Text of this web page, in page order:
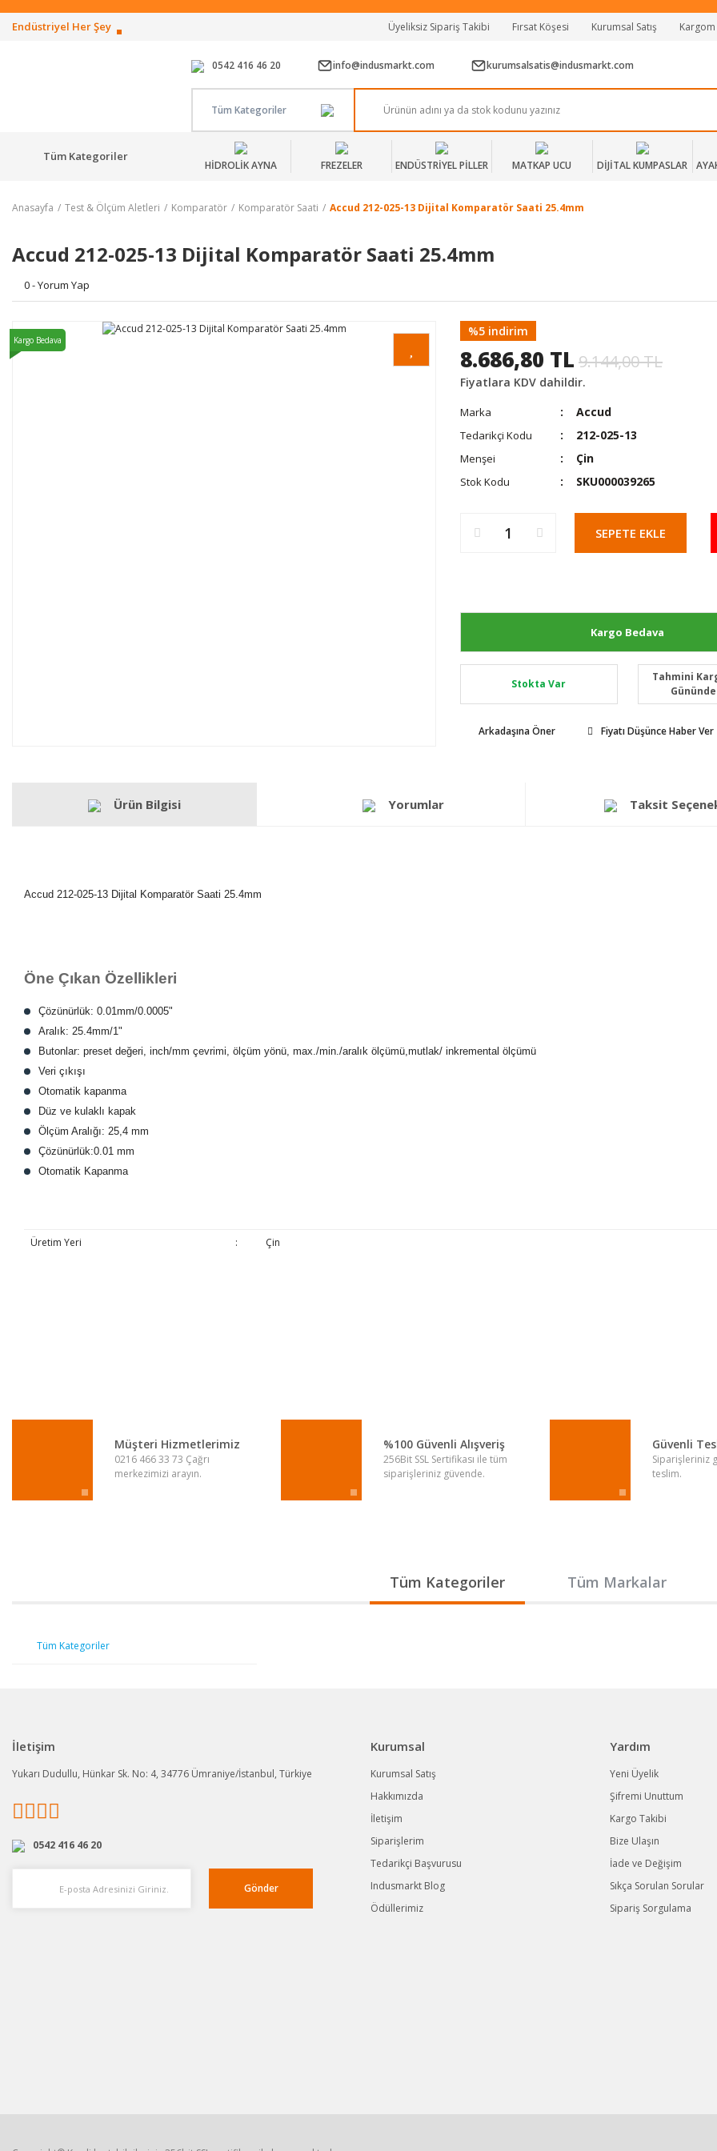
Tüm Alışverişlerde Vade Farksız 2 Taksit!
Mağazadan Teslim & Kolay İade
Endüstriyel Her Şey Üyeliksiz Sipariş Takibi Fırsat Köşesi Kurumsal Satış
0542 416 46 20 info@indusmarkt.com kurumsalsatis@indusmarkt.com
Tüm Kategoriler
Tüm Kategoriler
HİDROLİK AYNA FREZELER ENDÜSTRİYEL PİLLER MATKAP UCU DİJİTAL KUMPASLAR
Anasayfa Test & Ölçüm Aletleri Komparatör Komparatör Saati Accud 212-025-13 Dijital Komparatör Saati 25.4mm
Accud 212-025-13 Dijital Komparatör Saati 25.4mm
0 - Yorum Yap
Kargo Bedava
%5 indirim
8.686,80 TL 9.144,00 TL
Fiyatlara KDV dahildir.
Marka Accud
Tedarikçi Kodu 212-025-13
Menşei Çin
Stok Kodu SKU000039265
SEPETE EKLE
Kargo Bedava
Stokta Var
Tahmini
Arkadaşına Öner Fiyatı Düşünce Haber Ver
Ürün Bilgisi Yorumlar Taksit
Accud 212-025-13 Dijital Komparatör Saati 25.4mm
Öne Çıkan Özellikleri
Çözünürlük: 0.01mm/0.0005"
Aralık: 25.4mm/1"
Butonlar: preset değeri, inch/mm çevrimi, ölçüm yönü, max./min./aralık ölçümü,mutlak/ inkremental ölçümü
Veri çıkışı
Otomatik kapanma
Düz ve kulaklı kapak
Ölçüm Aralığı: 25,4 mm
Çözünürlük:0.01 mm
Otomatik Kapanma
Üretim Yeri : Çin
Ürün bilgilerinde hatalar bulunuyor.
Ürün fiyatı diğer sitelerden daha pahalı.
Bu ürüne benzer farklı alternatifler olmalı.
Müşteri Hizmetlerimiz
0216 466 33 73 Çağrı
merkezimizi arayın.
%100 Güvenli Alışveriş
256Bit SSL Sertifikası ile tüm
siparişleriniz güvende.
Güvenli
Siparişleriniz
teslim.
Tüm Kategoriler Tüm Markalar
Tüm Kategoriler
İletişim
Yukarı Dudullu, Hünkar Sk. No: 4, 34776 Ümraniye/İstanbul, Türkiye
0542 416 46 20
Gönder
Kurumsal
Kurumsal Satış
Hakkımızda
İletişim
Siparişlerim
Tedarikçi Başvurusu
Indusmarkt Blog
Ödüllerimiz
Yardım
Yeni Üyelik
Şifremi Unuttum
Kargo Takibi
Bize Ulaşın
İade ve Değişim
Sıkça Sorulan Sorular
Sipariş Sorgulama